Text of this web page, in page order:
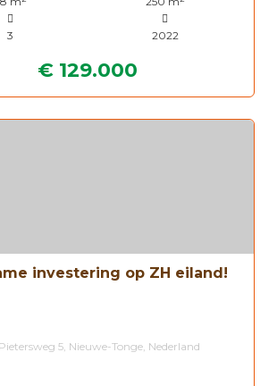
3 2022
€ 129.000
investering op ZH eiland!
5, Nieuwe-Tonge, Nederland